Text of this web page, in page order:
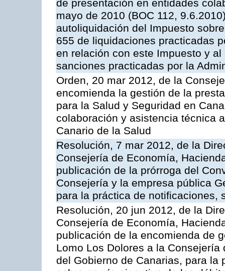
de presentación en entidades
mayo de 2010 (BOC 112,
autoliquidación del Impuesto
655 de liquidaciones practicadas
en relación con este Impuesto y
sanciones practicadas por la
Orden, 20 mar 2012, de la
encomienda la gestión de la
para la Salud y Seguridad en
colaboración y asistencia técnica
Canario de la Salud
Resolución, 7 mar 2012, de la
Consejería de Economía,
publicación de la prórroga del
Consejería y la empresa pública
para la práctica de notificaciones,
Resolución, 20 jun 2012, de la
Consejería de Economía,
publicación de la encomienda de
Lomo Los Dolores a la
del Gobierno de Canarias, para